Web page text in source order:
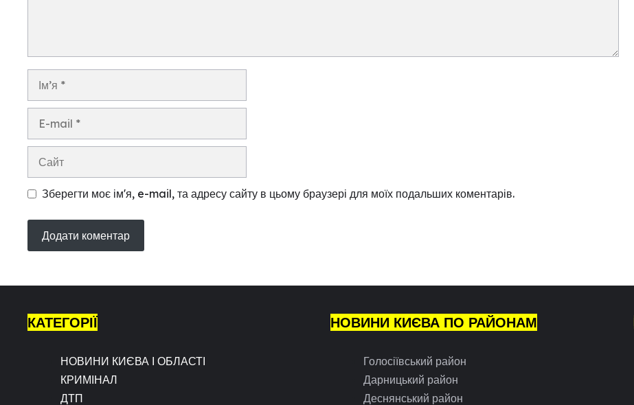
Зберегти моє ім'я, e-mail, та адресу сайту в цьому браузері для моїх подальших коментарів.
КАТЕГОРІЇ
НОВИНИ КИЄВА І ОБЛАСТІ
КРИМІНАЛ
ДТП
НОВИНИ КИЄВА ПО РАЙОНАМ
Голосіївський район
Дарницький район
Деснянський район